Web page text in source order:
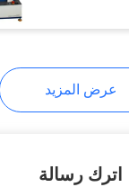
عرض المزيد
اترك رسالة